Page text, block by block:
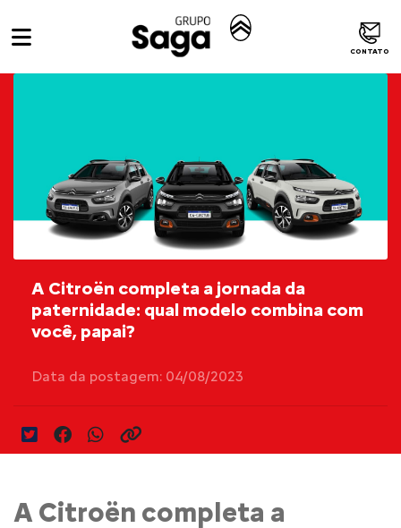
CONTATO
A Citroën completa a jornada da
paternidade: qual modelo combina com
você, papai?
Data da postagem: 04/08/2023
A Citroën completa a